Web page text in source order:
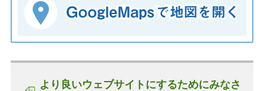
より良いウェブサイトにするためにみなさ